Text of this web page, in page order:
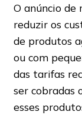
O anúncio de
reduzir os
de produtos
ou com
das tarifas
ser cobradas
esses